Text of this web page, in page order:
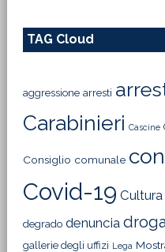
TAG Cloud
aggressione arresti
Carabinieri Cascine
Consiglio comunale
Covid-19 Cultura
degrado denuncia droga
gallerie degli uffizi Lega